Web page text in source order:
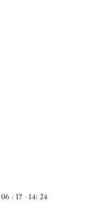
/ 17 - 14: 24